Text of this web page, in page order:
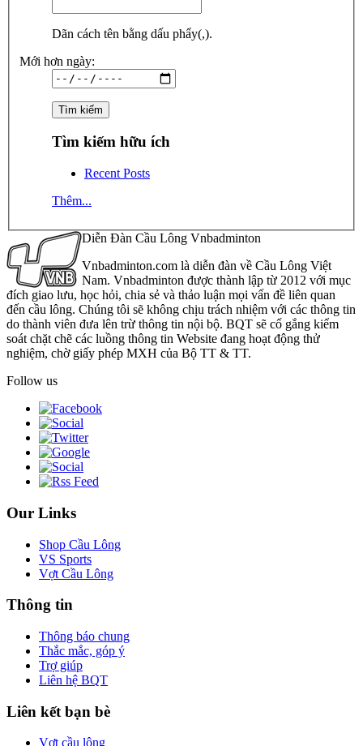
Dãn cách tên bằng dấu phẩy(,).
Mới hơn ngày:
Tìm kiếm hữu ích
Recent Posts
Thêm...
Diễn Đàn Cầu Lông Vnbadminton
Vnbadminton.com là diễn đàn về Cầu Lông Việt
Nam. Vnbadminton được thành lập từ 2012 với mục
đích giao lưu, học hỏi, chia sẻ và thảo luận mọi vấn đề liên quan
đến cầu lông. Chúng tôi sẽ không chịu trách nhiệm với các thông tin
do thành viên đưa lên trừ thông tin nội bộ. BQT sẽ cố gắng kiểm
soát chặt chẽ các luồng thông tin Website đang hoạt động thử
nghiệm, chờ giấy phép MXH của Bộ TT & TT.
Follow us
Our Links
Shop Cầu Lông
VS Sports
Vợt Cầu Lông
Thông tin
Thông báo chung
Thắc mắc, góp ý
Trợ giúp
Liên hệ BQT
Liên kết bạn bè
Vợt cầu lông